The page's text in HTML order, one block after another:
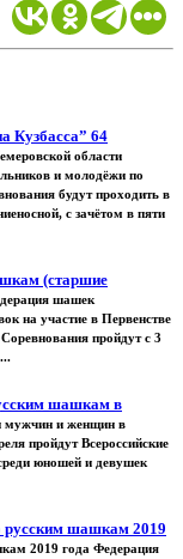
Кузбасса” 64
области
и молодёжи по
будут проходить в
с зачётом в пяти
(старшие
шашек
на участие в Первенстве
пройдут с 3
шашкам в
мужчин и женщин в
пройдут Всероссийские
юношей и девушек
русским шашкам 2019
2019 года Федерация